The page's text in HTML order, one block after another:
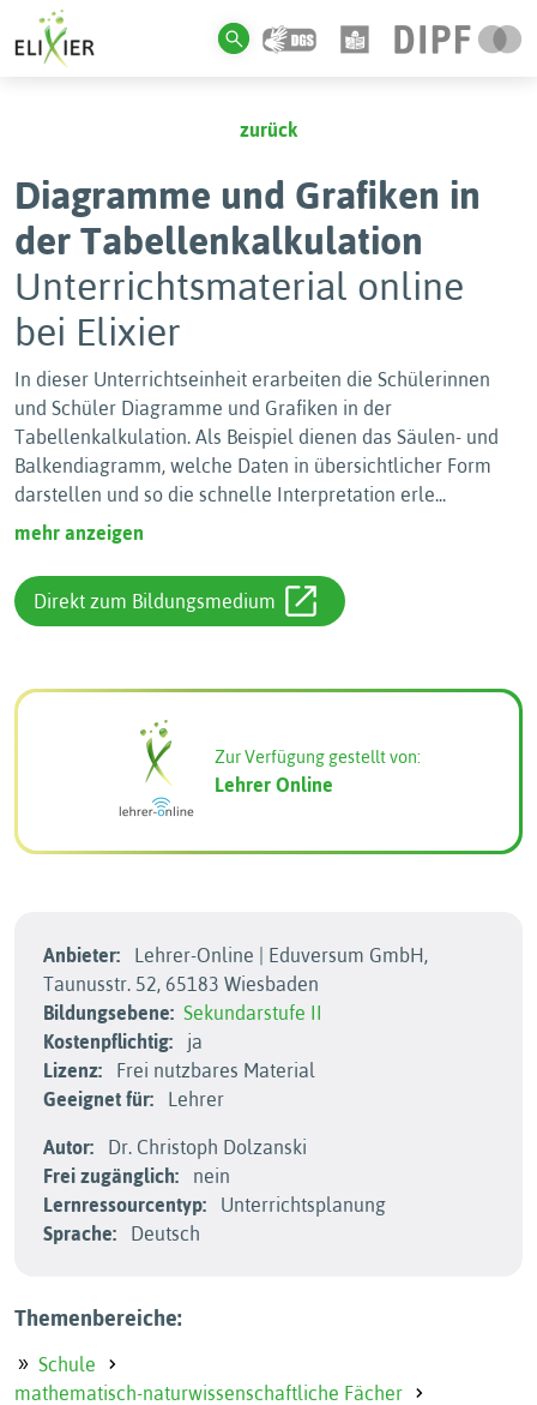
zurück
Diagramme und Grafiken in
der Tabellenkalkulation
Unterrichtsmaterial online
bei Elixier
In dieser Unterrichtseinheit erarbeiten die Schülerinnen
und Schüler Diagramme und Grafiken in der
Tabellenkalkulation. Als Beispiel dienen das Säulen- und
Balkendiagramm, welche Daten in übersichtlicher Form
darstellen und so die schnelle Interpretation erle...
mehr anzeigen
Direkt zum Bildungsmedium
Zur Verfügung gestellt von:
Lehrer Online
Anbieter:
Lehrer-Online | Eduversum GmbH,
Taunusstr. 52, 65183 Wiesbaden
Bildungsebene: Sekundarstufe II
Kostenpflichtig:
ja
Lizenz:
Frei nutzbares Material
Geeignet für:
Lehrer
Autor:
Dr. Christoph Dolzanski
Frei zugänglich:
nein
Lernressourcentyp:
Unterrichtsplanung
Sprache:
Deutsch
Themenbereiche:
Schule
mathematisch-naturwissenschaftliche Fächer